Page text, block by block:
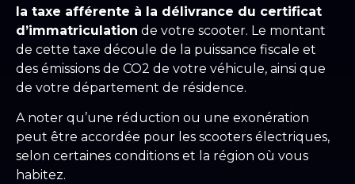
la taxe afférente à la délivrance du certificat
d’immatriculation de votre scooter. Le montant
de cette taxe découle de la puissance fiscale et
des émissions de CO2 de votre véhicule, ainsi que
de votre département de résidence.
A noter qu’une réduction ou une exonération
peut être accordée pour les scooters électriques,
selon certaines conditions et la région où vous
habitez.